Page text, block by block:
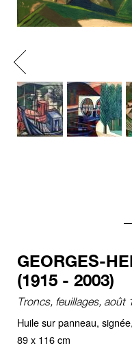
Previous
GEORGES-
(1915 - 2003)
Troncs, feuillages, août
Huile sur panneau,
89 x 116 cm